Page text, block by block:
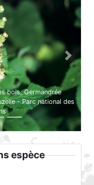
bois, Germandrée
- Parc national des
Next
espèce